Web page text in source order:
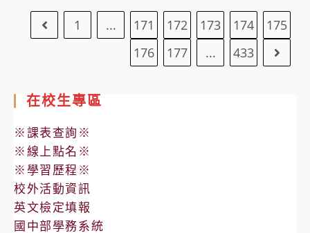
包
收
件
截
止
日
期
延
度
入
學
繁
星
推
薦
作
令
辦
理
114
年
敦
Go to the previous page
1 ... 171 172 173 174
175
176
177 ... 433 Go to
在校生專區
※課表查詢※
※線上點名※
※學習歷程※
校外活動資訊
英文檢定填報
國中部學務系統